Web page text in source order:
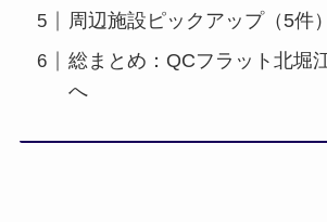
周辺施設ピックアップ（5件）
総まとめ：QCフラット北堀
へ